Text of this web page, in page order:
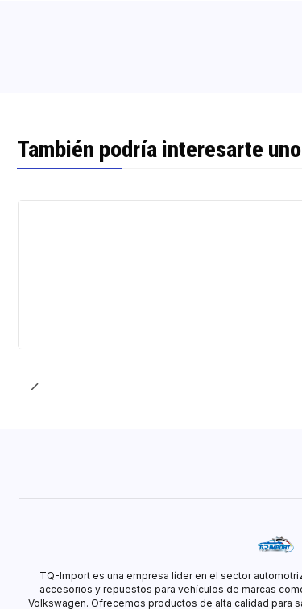
También podría interesarte
TQ-Import es una empresa líder en el sector
accesorios y repuestos para vehículos de marcas
Volkswagen. Ofrecemos productos de alta calidad para